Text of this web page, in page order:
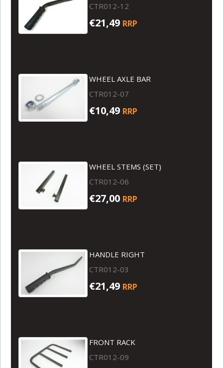
CTR012-12
€21,49 RRP
WHEEL AXLE BAR
CTR012-07
€10,49 RRP
WHEEL STEMS (SET)
CTR012-06
€27,00 RRP
HANDLE RIGHT
CTR012-03
€21,49 RRP
FRONT RACK
CTR012-09